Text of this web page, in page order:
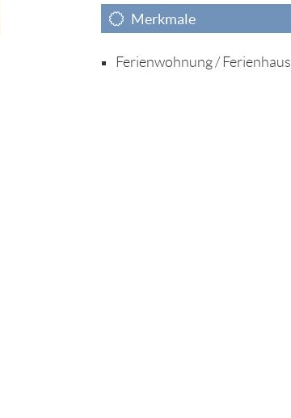
Merkmale
Ferienwohnung / Ferienhaus